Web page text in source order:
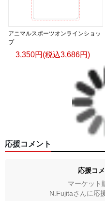
アニマルスポーツオンラインショッ
プ
3,350円(税込3,686円)
応援コメント
応援コ
マーケット
N.Fujitaさんに応